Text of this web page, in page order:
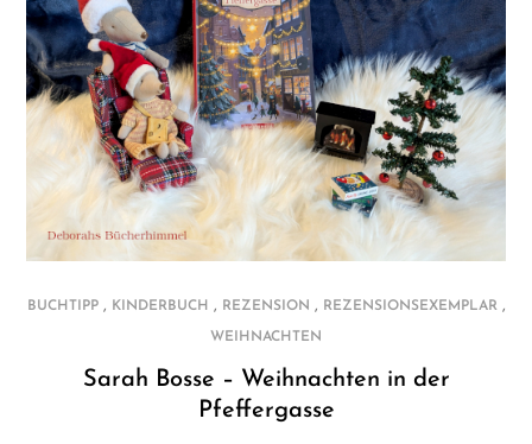
BUCHTIPP, KINDERBUCH , REZENSION , REZENSIONSEXEMPLAR,
WEIHNACHTEN
Sarah Bosse – Weihnachten in der
Pfeffergasse